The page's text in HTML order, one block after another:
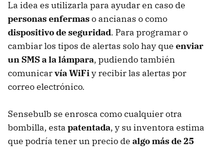
La idea es utilizarla para ayudar en caso de
personas enfermaso ancianas o como
dispositivo de seguridad. Para programar o
cambiar los tipos de alertas solo hay que enviar
un SMS a la lámpara, pudiendo también
comunicarvía WiFiy recibir las alertas por
correo electrónico.
Sensebulb se enrosca como cualquier otra
bombilla, esta patentada, y su inventora estima
que podría tener un precio de algo más de 25